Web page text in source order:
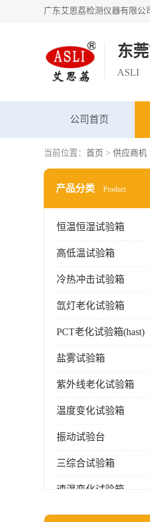
东
ASLI
公司首页
当前位置： 首页 > 供应商机
产品分类 Product
恒温恒湿试验箱
高低温试验箱
冷热冲击试验箱
氙灯老化试验箱
PCT老化试验箱(hast)
盐雾试验箱
紫外线老化试验箱
温度变化试验箱
振动试验台
三综合试验箱
速温变化试验箱
淋雨试验箱(沙尘)